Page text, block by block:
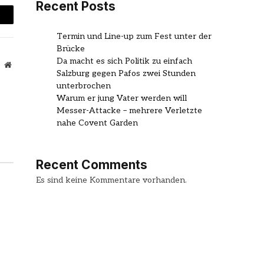
Website
Recent Posts
Termin und Line-up zum Fest unter der
Brücke
Da macht es sich Politik zu einfach
Salzburg gegen Pafos zwei Stunden
unterbrochen
Warum er jung Vater werden will
Messer-Attacke – mehrere Verletzte
nahe Covent Garden
Recent Comments
Es sind keine Kommentare vorhanden.